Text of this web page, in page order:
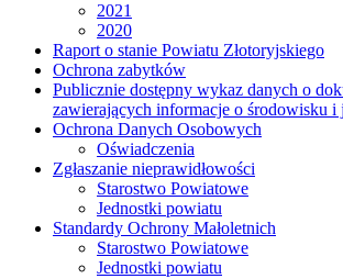
2021
2020
Raport o stanie Powiatu Złotoryjskiego
Ochrona zabytków
Publicznie dostępny wykaz danych o
zawierających informacje o środowisku i
Ochrona Danych Osobowych
Oświadczenia
Zgłaszanie nieprawidłowości
Starostwo Powiatowe
Jednostki powiatu
Standardy Ochrony Małoletnich
Starostwo Powiatowe
Jednostki powiatu